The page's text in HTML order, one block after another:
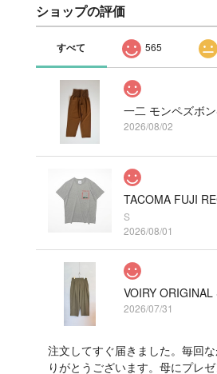
ショップの評価
すべて 565
2026/08/02
S
2026/08/01
2026/07/31
注文してすぐ届きました。毎回
りがとうございます。母にプレ